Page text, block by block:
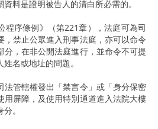
料是證明被告人的清白所必需的。
序條例》（第221章），法庭可為司
，禁止公眾進入刑事法庭，亦可以命令
分，在非公開法庭進行，並命令不可提
名或地址的問題。
管轄權發出「禁言令」或「身分保密
用屏障，及使用特別通道進入法院大樓
。